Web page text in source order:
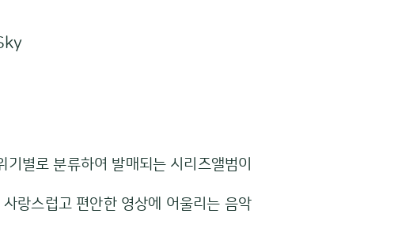
별로 분류하여 발매되는 시리즈앨범이
스럽고 편안한 영상에 어울리는 음악